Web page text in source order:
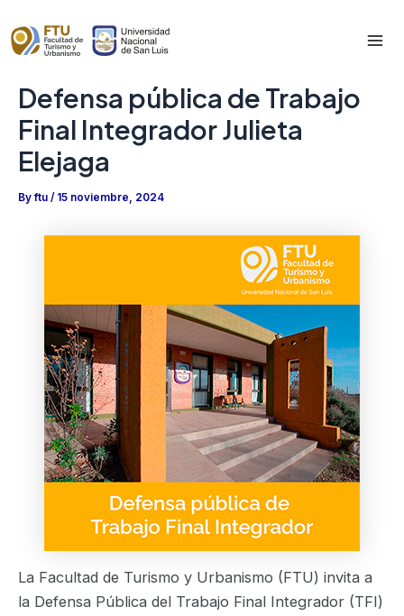
to
content
Defensa pública de Trabajo
Final Integrador Julieta
Elejaga
Byftu / 15 noviembre, 2024
La Facultad de Turismo y Urbanismo (FTU) invita a
la Defensa Pública del Trabajo Final Integrador (TFI)